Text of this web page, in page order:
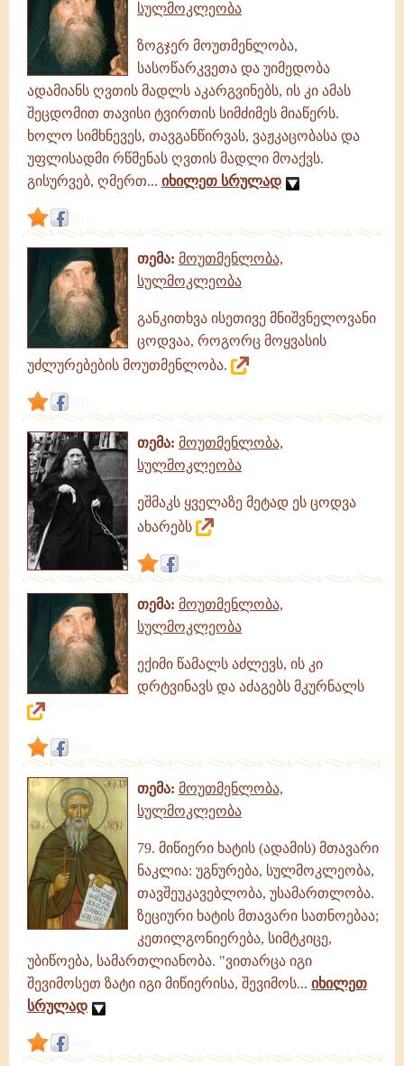
სულმოკლეობა
ზოგჯერ მოუთმენლობა,
სასოწარკვეთა და უიმედობა
ადამიანს ღვთის მადლს აკარგვინებს, ის კი ამას
შეცდომით თავისი ტვირთის სიმძიმეს მიაწერს.
ხოლო სიმხნევეს, თავგანწირვას, ვაჟკაცობასა და
უფლისადმი რწმენას ღვთის მადლი მოაქვს.
გისურვებ, ღმერთ... იხილეთ სრულად
თემა: მოუთმენლობა,
სულმოკლეობა
განკითხვა ისეთივე მნიშვნელოვანი
ცოდვაა, როგორც მოყვასის
უძლურებების მოუთმენლობა.
თემა: მოუთმენლობა,
სულმოკლეობა
ეშმაკს ყველაზე მეტად ეს ცოდვა
ახარებს
თემა: მოუთმენლობა,
სულმოკლეობა
ექიმი წამალს აძლევს, ის კი
დრტვინავს და აძაგებს მკურნალს
თემა: მოუთმენლობა,
სულმოკლეობა
79. მიწიერი ხატის (ადამის) მთავარი
ნაკლია: უგნურება, სულმოკლეობა,
თავშეუკავებლობა, უსამართლობა.
ზეციური ხატის მთავარი სათნოებაა;
კეთილგონიერება, სიმტკიცე,
უბიწოება, სამართლიანობა. "ვითარცა იგი
შევიმოსეთ ზატი იგი მიწიერისა, შევიმოს... იხილეთ
სრულად